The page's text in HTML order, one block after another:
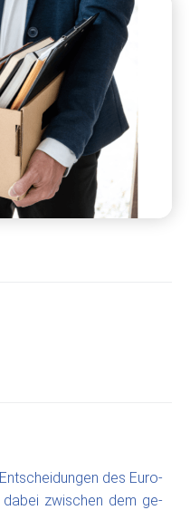
des Eu­ro­
da­bei zwi­schen dem ge­